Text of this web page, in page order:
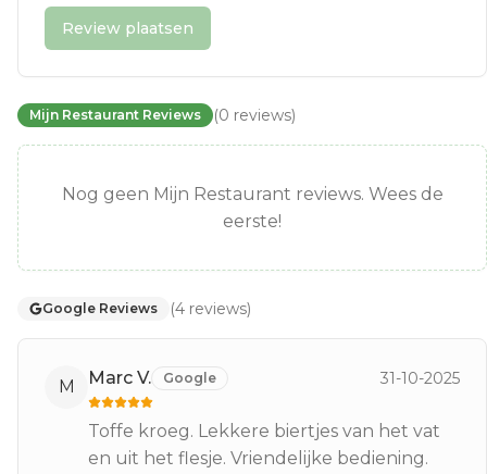
Review plaatsen
Mijn Restaurant Reviews (0 reviews)
Nog geen Mijn Restaurant reviews. Wees de
eerste!
Google Reviews (4 reviews)
M Marc V. Google 31-10-2025
Toffe kroeg. Lekkere biertjes van het vat
en uit het flesje. Vriendelijke bediening.